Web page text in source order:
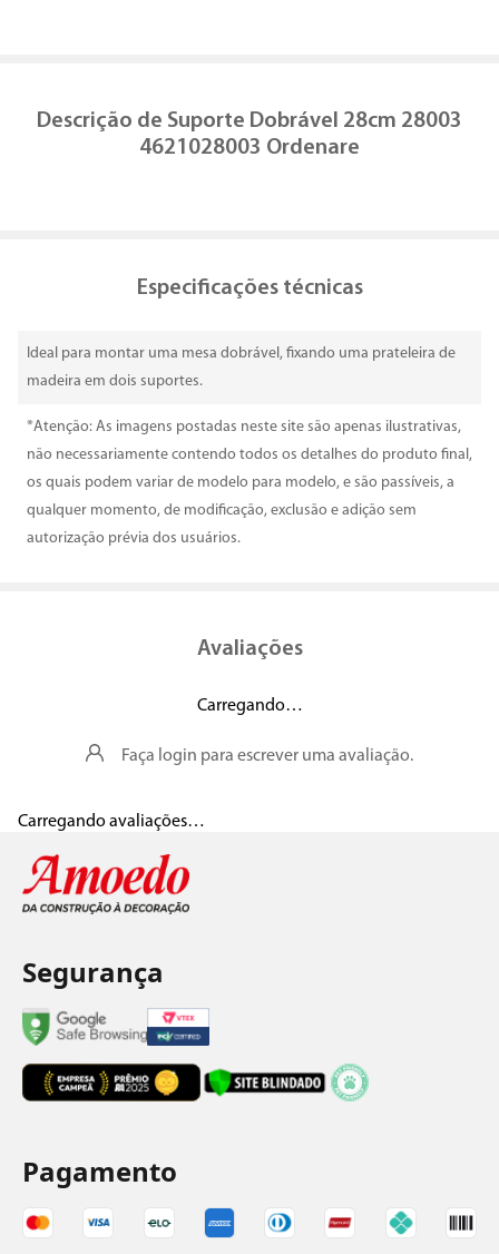
Descrição de Suporte Dobrável 28cm 28003
4621028003 Ordenare
Especificações técnicas
Ideal para montar uma mesa dobrável, fixando uma prateleira de
madeira em dois suportes.
*Atenção: As imagens postadas neste site são apenas ilustrativas,
não necessariamente contendo todos os detalhes do produto final,
os quais podem variar de modelo para modelo, e são passíveis, a
qualquer momento, de modificação, exclusão e adição sem
autorização prévia dos usuários.
Avaliações
Carregando…
Faça login para escrever uma avaliação.
Carregando avaliações…
Segurança
Pagamento